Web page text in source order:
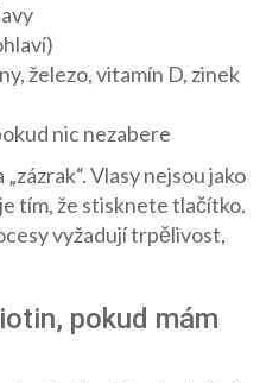
železo, vitamín D, zinek
nic nezabere
Vlasy nejsou jako
tím, že stisknete tlačítko.
vyžadují trpělivost,
pokud mám